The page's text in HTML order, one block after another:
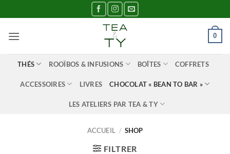
au
contenu
0
THÉS ROOÏBOS & INFUSIONS BOÎTES COFFRETS
ACCESSOIRES LIVRES CHOCOLAT « BEAN TO BAR »
LES ATELIERS PAR TEA & TY
ACCUEIL / SHOP
FILTRER